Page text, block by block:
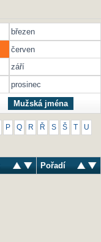
březen
červen
září
prosinec
Mužská jména
P Q R Ř S Š U
Pořadí